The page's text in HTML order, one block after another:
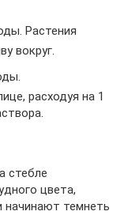
Растения
вокруг.
расходуя на 1
стебле
цвета,
начинают темнеть